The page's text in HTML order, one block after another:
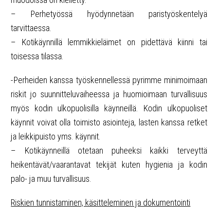
– Perhetyössä hyödynnetään paristyöskentelyä
tarvittaessa.
– Kotikäynnillä lemmikkieläimet on pidettävä kiinni tai
toisessa tilassa.
-Perheiden kanssa työskennellessä pyrimme minimoimaan
riskit jo suunnitteluvaiheessa ja huomioimaan turvallisuus
myös kodin ulkopuolisilla käynneillä. Kodin ulkopuoliset
käynnit voivat olla toimisto asiointeja, lasten kanssa retket
ja leikkipuisto yms. käynnit.
– Kotikäynneillä otetaan puheeksi kaikki terveyttä
heikentävät/vaarantavat tekijät kuten hygienia ja kodin
palo- ja muu turvallisuus.
Riskien tunnistaminen, käsitteleminen ja dokumentointi